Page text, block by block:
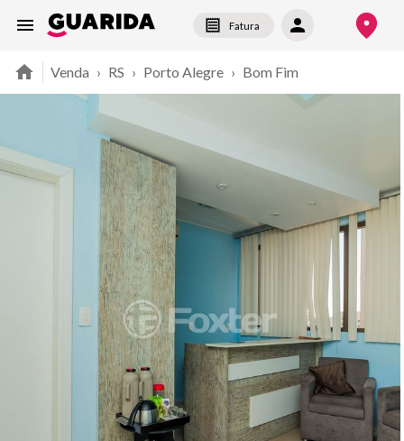
Fatura
Venda › RS › Porto Alegre › Bom Fim